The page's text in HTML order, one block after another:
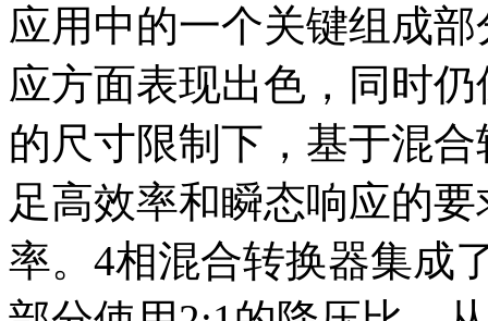
应用中的一个关键组成
应方面表现出色，同时
的尺寸限制下，基于混
足高效率和瞬态响应的
率。4相混合转换器集成